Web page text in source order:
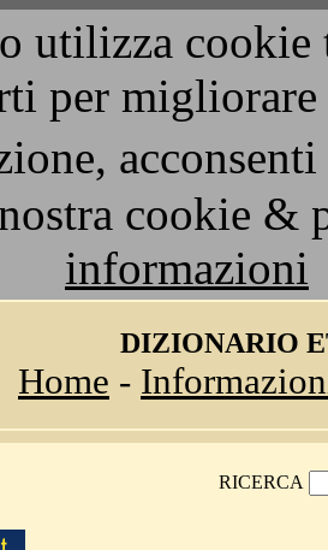
utilizza
per
nostra cookie &
informazioni
DIZIONARIO
Home -
RICERCA